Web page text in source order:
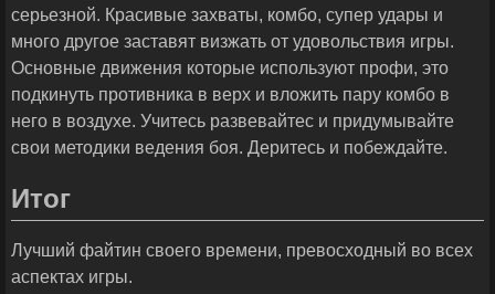
серьезной. Красивые захваты, комбо, супер удары и
много другое заставят визжать от удовольствия игры.
Основные движения которые используют профи, это
подкинуть противника в верх и вложить пару комбо в
него в воздухе. Учитесь развевайтес и придумывайте
свои методики ведения боя. Деритесь и побеждайте.
Итог
Лучший файтин своего времени, превосходный во всех
аспектах игры.